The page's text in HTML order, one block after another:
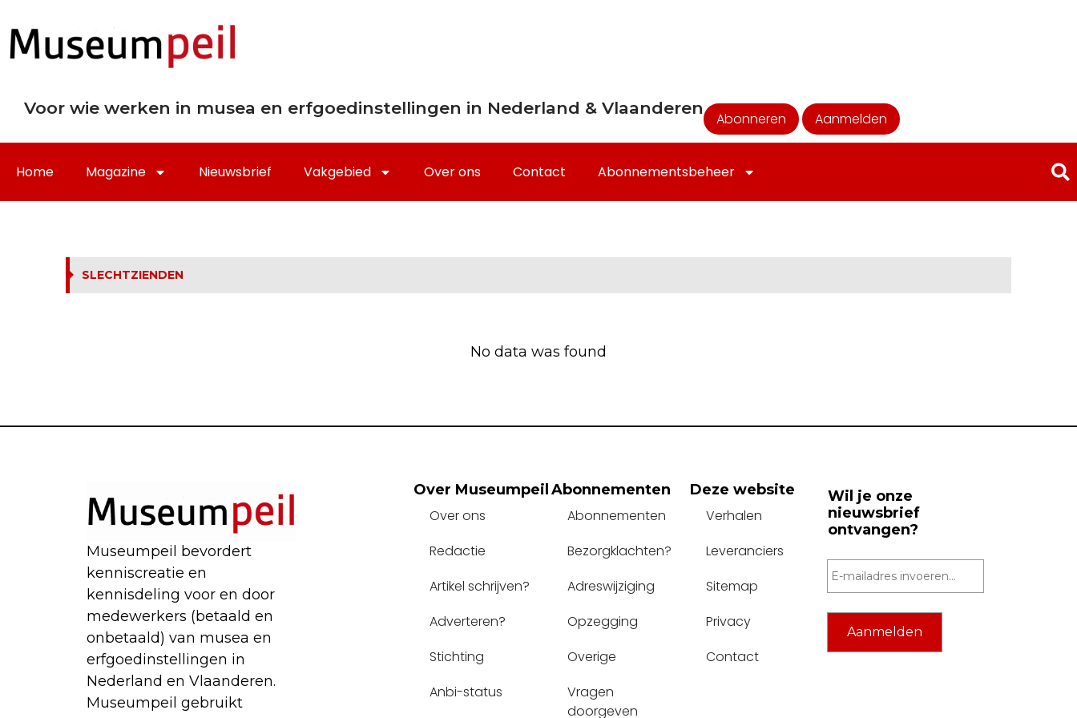
Voor wie werken in musea en erfgoedinstellingen in Nederland & Vlaanderen
Abonneren Aanmelden
Home Magazine Nieuwsbrief Vakgebied Over ons Contact Abonnementsbeheer
SLECHTZIENDEN
No data was found
Museumpeil bevordert
kenniscreatie en
kennisdeling voor en door
medewerkers (betaald en
onbetaald) van musea en
erfgoedinstellingen in
Nederland en Vlaanderen.
Museumpeil gebruikt
Over Museumpeil
Over ons
Redactie
Artikel schrijven?
Adverteren?
Stichting
Anbi-status
Abonnementen
Abonnementen
Bezorgklachten?
Adreswijziging
Opzegging
Overige
Vragen
doorgeven
Deze website
Verhalen
Leveranciers
Sitemap
Privacy
Contact
Wil je onze
nieuwsbrief
ontvangen?